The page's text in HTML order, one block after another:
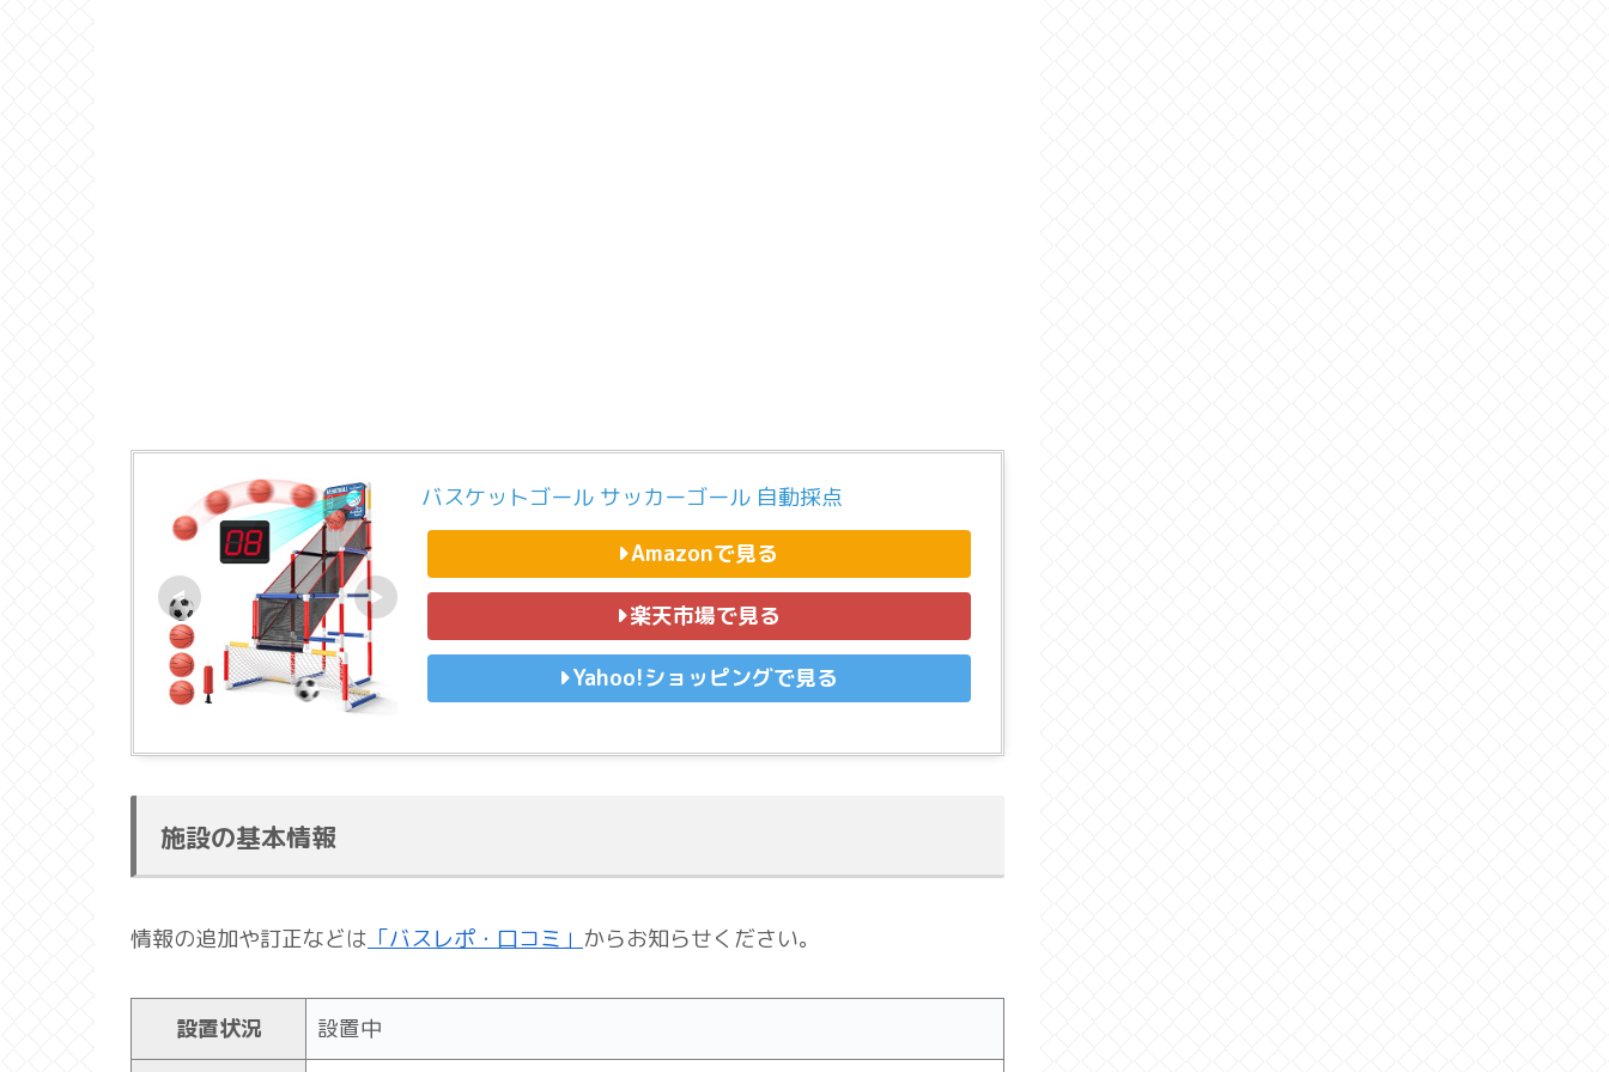
バスケットゴール サッカーゴール 自動採点
Amazonで見る
楽天市場で見る
Yahoo!ショッピングで見る
施設の基本情報
情報の追加や訂正などは 「バスレポ・口コミ」 からお知らせください。
設置状況 設置中